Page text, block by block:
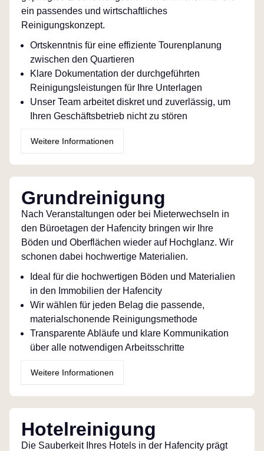
ein passendes und wirtschaftliches
Reinigungskonzept.
Ortskenntnis für eine effiziente Tourenplanung
zwischen den Quartieren
Klare Dokumentation der durchgeführten
Reinigungsleistungen für Ihre Unterlagen
Unser Team arbeitet diskret und zuverlässig, um
Ihren Geschäftsbetrieb nicht zu stören
Weitere Informationen
Grundreinigung
Nach Veranstaltungen oder bei Mieterwechseln in
den Büroetagen der Hafencity bringen wir Ihre
Böden und Oberflächen wieder auf Hochglanz. Wir
schonen dabei hochwertige Materialien.
Ideal für die hochwertigen Böden und Materialien
in den Immobilien der Hafencity
Wir wählen für jeden Belag die passende,
materialschonende Reinigungsmethode
Transparente Abläufe und klare Kommunikation
über alle notwendigen Arbeitsschritte
Weitere Informationen
Hotelreinigung
Die Sauberkeit Ihres Hotels in der Hafencity prägt